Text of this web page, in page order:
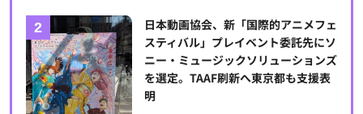
日本動画協会、新「国際的アニメフェ
スティバル」プレイベント委託先にソ
ニー・ミュージックソリューションズ
を選定。TAAF刷新へ東京都も支援表
明